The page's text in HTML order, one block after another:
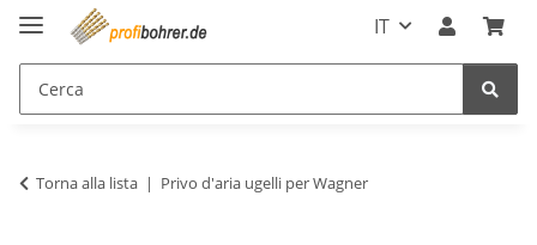
IT
Torna alla lista Privo d'aria ugelli per Wagner